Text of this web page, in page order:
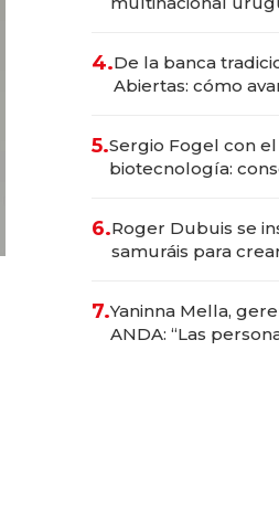
4.De la banca
Abiertas: cómo
5.Sergio Fogel con
biotecnología:
6.Roger Dubuis se
samuráis para
7.Yaninna Mella,
ANDA: “Las